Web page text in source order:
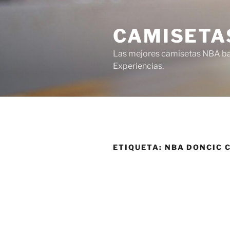
Saltar
Las mejores camisetas NBA
Experiencias.
ETIQUETA: NBA DONCIC